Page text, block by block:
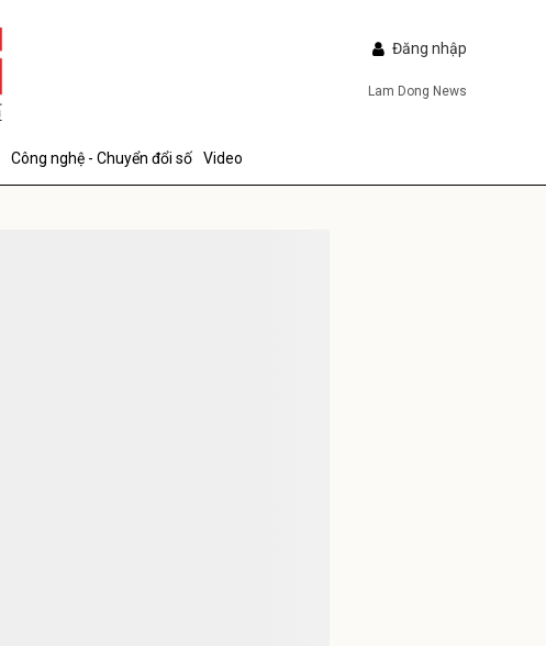
Đăng nhập
Lam Dong News
Công nghệ - Chuyển đổi số Video